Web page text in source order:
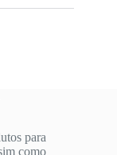
para
como